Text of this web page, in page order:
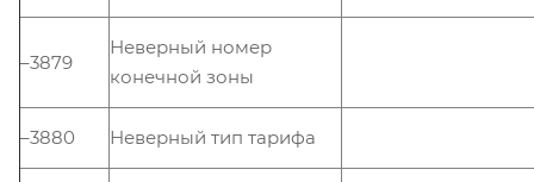
–3879
Неверный номер
конечной зоны
–3880 Неверный тип тарифа